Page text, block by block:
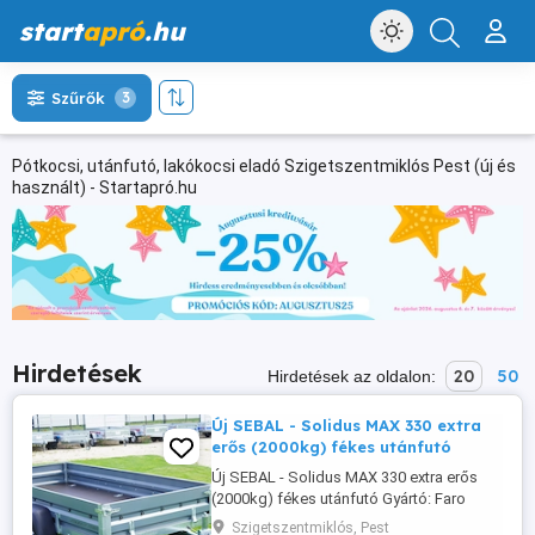
startapró.hu
Pótkocsi, utánfutó, lakókocsi eladó Szigetszentmiklós Pest (új és
használt) - Startapró.hu
Szűrők 3
Hirdetések Hirdetések az oldalon: 20 50
Új SEBAL - Solidus MAX 330 extra
erős (2000kg) fékes utánfutó
Új SEBAL - Solidus MAX 330 extra erős
(2000kg) fékes utánfutó Gyártó: Faro
(Lengyelország) Garancia: 3 év Plató
Szigetszentmiklós, Pest